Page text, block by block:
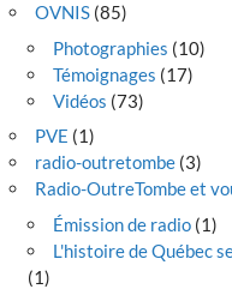
OVNIS (85)
Photographies (10)
Témoignages (17)
Vidéos (73)
PVE (1)
radio-outretombe (3)
Radio-OutreTombe et
Émission de radio (1)
L'histoire de Québec
(1)